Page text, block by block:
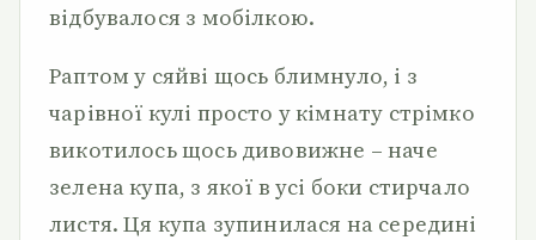
відбувалося з мобілкою.
Раптом у сяйві щось блимнуло, і з
чарівної кулі просто у кімнату стрімко
викотилось щось дивовижне – наче
зелена купа, з якої в усі боки стирчало
листя. Ця купа зупинилася на середині